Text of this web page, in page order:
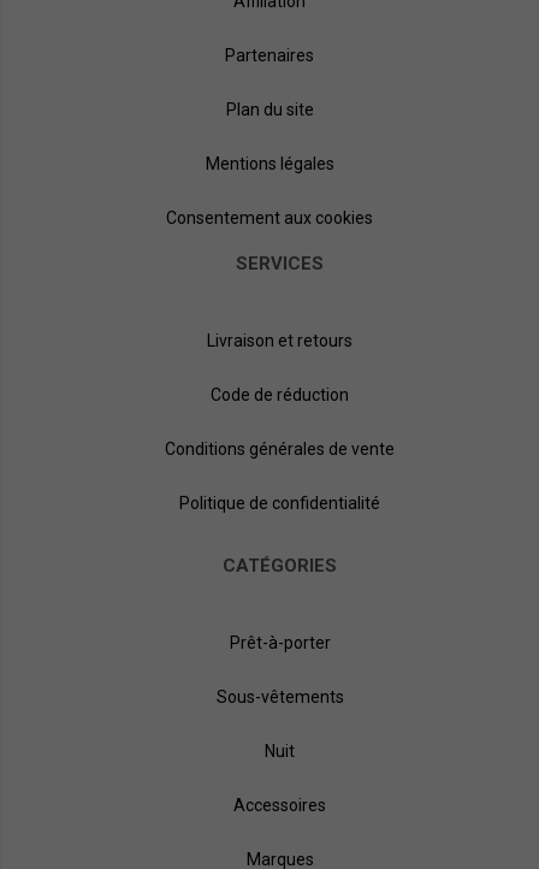
Partenaires
Plan du site
Mentions légales
Consentement aux cookies
SERVICES
Livraison et retours
Code de réduction
Conditions générales de vente
Politique de confidentialité
CATÉGORIES
Prêt-à-porter
Sous-vêtements
Nuit
Accessoires
Marques